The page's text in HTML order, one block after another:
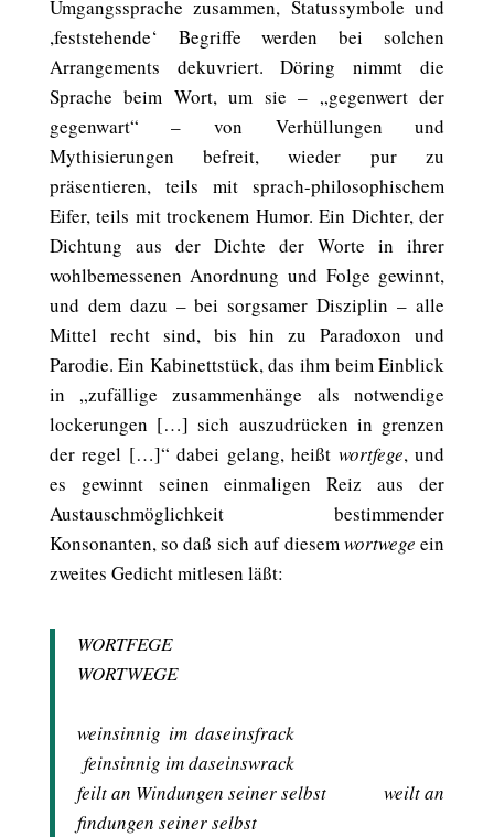
Umgangssprache zusammen, Statussymbole und
,feststehende‘ Begriffe werden bei solchen
Arrangements dekuvriert. Döring nimmt die
Sprache beim Wort, um sie – „gegenwert der
gegenwart“ – von Verhüllungen und
Mythisierungen befreit, wieder pur zu
präsentieren, teils mit sprach-philosophischem
Eifer, teils mit trockenem Humor. Ein Dichter, der
Dichtung aus der Dichte der Worte in ihrer
wohlbemessenen Anordnung und Folge gewinnt,
und dem dazu – bei sorgsamer Disziplin – alle
Mittel recht sind, bis hin zu Paradoxon und
Parodie. Ein Kabinettstück, das ihm beim Einblick
in „zufällige zusammenhänge als notwendige
lockerungen […] sich auszudrücken in grenzen
der regel […]“ dabei gelang, heißt wortfege, und
es gewinnt seinen einmaligen Reiz aus der
Austauschmöglichkeit bestimmender
Konsonanten, so daß sich auf diesemwortwege ein
zweites Gedicht mitlesen läßt:
WORTFEGE
WORTWEGE
weinsinnig im daseinsfrack
feinsinnig im daseinswrack
feilt an Windungen seiner selbst weilt an
findungen seiner selbst